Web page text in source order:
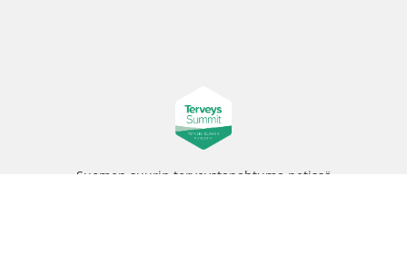
Suomen suurin terveystapahtuma netissä